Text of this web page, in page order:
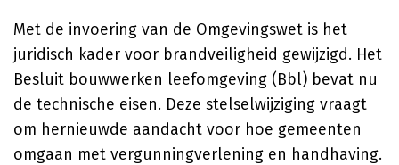
Met de invoering van de Omgevingswet is het
juridisch kader voor brandveiligheid gewijzigd. Het
Besluit bouwwerken leefomgeving (Bbl) bevat nu
de technische eisen. Deze stelselwijziging vraagt
om hernieuwde aandacht voor hoe gemeenten
omgaan met vergunningverlening en handhaving.